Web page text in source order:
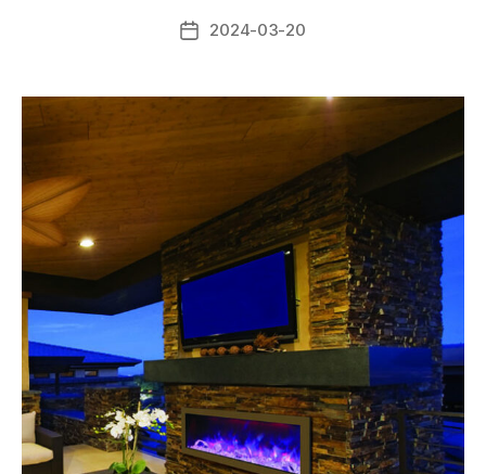
2024-03-20